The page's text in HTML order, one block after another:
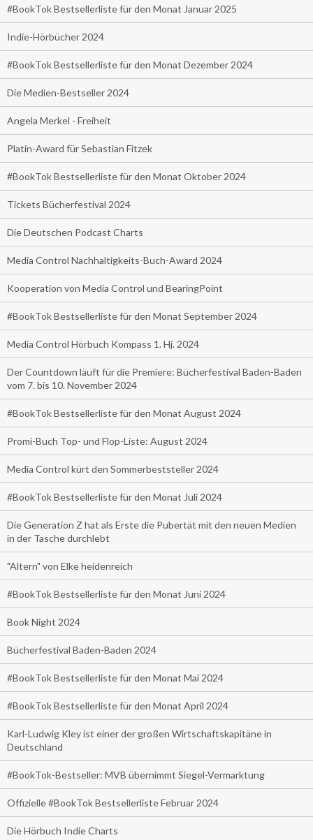
#BookTok Bestsellerliste für den Monat Januar 2025
Indie-Hörbücher 2024
#BookTok Bestsellerliste für den Monat Dezember 2024
Die Medien-Bestseller 2024
Angela Merkel - Freiheit
Platin-Award für Sebastian Fitzek
#BookTok Bestsellerliste für den Monat Oktober 2024
Tickets Bücherfestival 2024
Die Deutschen Podcast Charts
Media Control Nachhaltigkeits-Buch-Award 2024
Kooperation von Media Control und BearingPoint
#BookTok Bestsellerliste für den Monat September 2024
Media Control Hörbuch Kompass 1. Hj. 2024
Der Countdown läuft für die Premiere: Bücherfestival Baden-Baden
vom 7. bis 10. November 2024
#BookTok Bestsellerliste für den Monat August 2024
Promi-Buch Top- und Flop-Liste: August 2024
Media Control kürt den Sommerbeststeller 2024
#BookTok Bestsellerliste für den Monat Juli 2024
Die Generation Z hat als Erste die Pubertät mit den neuen Medien
in der Tasche durchlebt
"Altern" von Elke heidenreich
#BookTok Bestsellerliste für den Monat Juni 2024
Book Night 2024
Bücherfestival Baden-Baden 2024
#BookTok Bestsellerliste für den Monat Mai 2024
#BookTok Bestsellerliste für den Monat April 2024
Karl-Ludwig Kley ist einer der großen Wirtschaftskapitäne in
Deutschland
#BookTok-Bestseller: MVB übernimmt Siegel-Vermarktung
Offizielle #BookTok Bestsellerliste Februar 2024
Die Hörbuch Indie Charts